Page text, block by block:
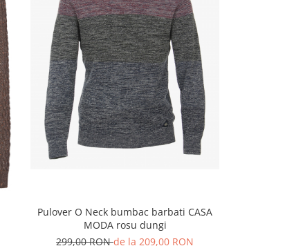
Pulover O Neck bumbac barbati CASA
MODA rosu dungi
299,00 RONde la 209,00 RON